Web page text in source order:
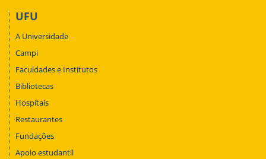
UFU
A Universidade
Campi
Faculdades e Institutos
Bibliotecas
Hospitais
Restaurantes
Fundações
Apoio estudantil